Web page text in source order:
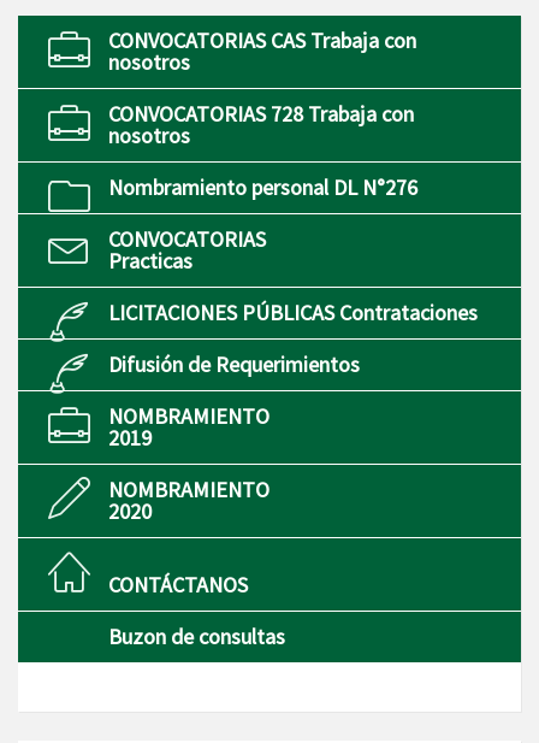
CONVOCATORIAS CAS Trabaja con
nosotros
CONVOCATORIAS 728 Trabaja con
nosotros
Nombramiento personal DL N°276
CONVOCATORIAS
Practicas
LICITACIONES PÚBLICAS Contrataciones
Difusión de Requerimientos
NOMBRAMIENTO
2019
NOMBRAMIENTO
2020
CONTÁCTANOS
Buzon de consultas